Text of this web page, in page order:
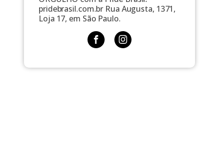
pridebrasil.com.br Rua Augusta, 1371,
Loja 17, em São Paulo.